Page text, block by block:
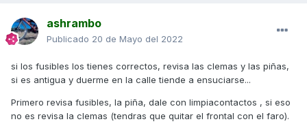
ashrambo
Publicado 20 de Mayo del 2022
si los fusibles los tienes correctos, revisa las clemas y las piñas,
si es antigua y duerme en la calle tiende a ensuciarse...
Primero revisa fusibles, la piña, dale con limpiacontactos , si eso
no es revisa la clemas (tendras que quitar el frontal con el faro).